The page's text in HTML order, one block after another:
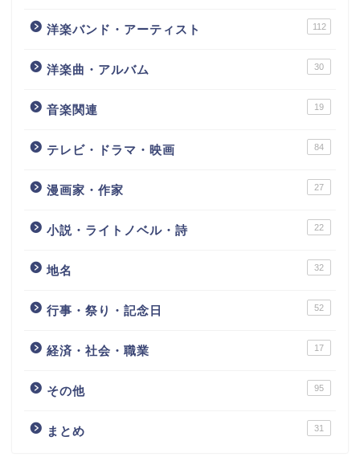
洋楽バンド・アーティスト 112
洋楽曲・アルバム 30
音楽関連 19
テレビ・ドラマ・映画 84
漫画家・作家 27
小説・ライトノベル・詩 22
地名 32
行事・祭り・記念日 52
経済・社会・職業 17
その他 95
まとめ 31